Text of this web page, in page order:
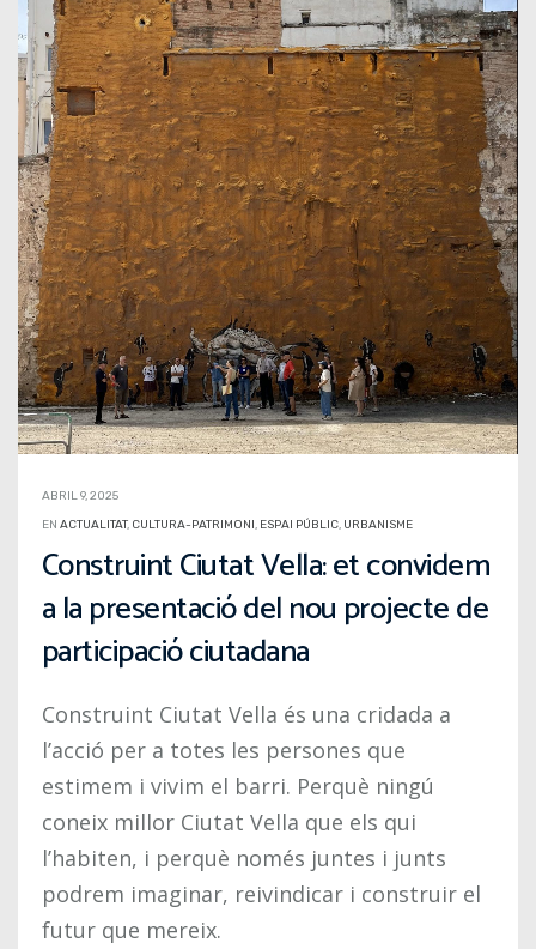
ABRIL 9, 2025
EN ACTUALITAT, CULTURA-PATRIMONI, ESPAI PÚBLIC, URBANISME
Construint Ciutat Vella: et convidem
a la presentació del nou projecte de
participació ciutadana
Construint Ciutat Vella és una cridada a
l’acció per a totes les persones que
estimem i vivim el barri. Perquè ningú
coneix millor Ciutat Vella que els qui
l’habiten, i perquè només juntes i junts
podrem imaginar, reivindicar i construir el
futur que mereix.